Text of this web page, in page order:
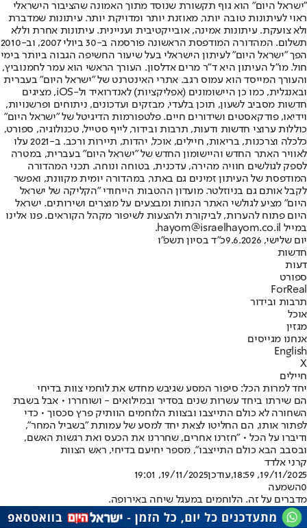
"ישראל היום" הוא גוף תקשורת שנוסד מתוך האמונה שהציבור הישראלי
ראוי לעיתונות טובה יותר, מאוזנת יותר ומדויקת יותר. עיתונות שמדברת
ולא צועקת. עיתונות אמינה, אובייקטיבית ועניינית. עיתונות אחרת וללא
תשלום. המהדורה המודפסת הראשונה פורסמה ב-30 ביולי 2007, וב-2010
הפך "ישראל היום" לעיתון הישראלי בעל שיעור החשיפה הגבוה ביותר בימי
חול. מו"ל העיתון היא ד"ר מרים אדלסון. העורך הראשי הוא עמר לחמנוביץ,
והעורך המייסד הוא עמוס רגב. אתרי האינטרנט של "ישראל היום" בעברית
ובאנגלית, כמו כן היישומונים (אפליקציות) לאנדרואיד ול-iOS, מציגים
חדשות מסביב לשעון, תוכן בלעדי, מבזקים ועדכונים, ניתוחים ופרשנויות,
וידיאו, פודקאסטים ושידורים חיים. פלטפורמות הדיגיטל של "ישראל היום"
כוללות ערוצי חדשות ודעות, תרבות ובידור, לייף סטייל, טכנולוגיה, ספורט,
כלכלה וצרכנות, בריאות, חיילים, אוכל, יהדות, תיירות ורכב. ב-2021 עלו
לאוויר האתר החדש והיישומון החדש של "ישראל היום" בעברית, במטרה
לספק לגולשים חוויה מהירה, עדכנית, בטוחה ונוחה. תכני המהדורה
המודפסת של העיתון זמינים גם באתר, במהדורה יומית מקוונת, ואפשר
לקבל אותם גם בניוזלטר. מועדון ההטבות הייחודי "הקליקה של ישראל
היום" מציע לגולשי האתר הנחות ומבצעים על מוצרים ושירותים. ישראל
היום פתוח להערות, לביקורת ולהצעות לשיפור מקהל הקוראים. פנו אלינו
במייל hayom@israelhayom.co.il.
יום שלישי, 9.6.2026
כ"ד בסיון תשפ"ו
חדשות
דעות
ספורט
ForReal
תרבות ובידור
אוכל
מגזין
אנחנו מגייסים
English
X
חיילים
יחד למרות הכל: סיפור המסע שגיבש מחדש את לוחמי צוות בדיחי
הם שירתו ביחד עשרות שנים בסדיר ובמילואים - ושוחררו • אבל בשבת
השחורה לא כולם התייצבו ובצוות הלוחמים הוותיק פרץ סכסוך • כדי
לפתור אותו, הם החליטו לצאת יחד למסע של עמותת "בשביל המחר",
ודיברו על הכל • "חזרנו אחרים, שחררנו את הכעס ואת רגשות האשם,
ובסבב הבא כולם התייצבו", מספר יחיעם בדיחי, ראש הצוות
קרני אלדד
19/11/2025, 18:59
,עודכן19/11/2025, 19:01
0השמעה
מדברים על זה. הלוחמים במעגל שיחה באירופה.